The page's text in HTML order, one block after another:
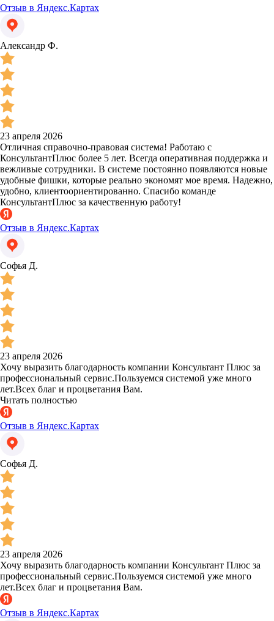
Отзыв в Яндекс.Картах
Александр Ф.
23 апреля 2026
Отличная справочно-правовая система! Работаю с
КонсультантПлюс более 5 лет. Всегда оперативная поддержка и
вежливые сотрудники. В системе постоянно появляются новые
удобные фишки, которые реально экономят мое время. Надежно,
удобно, клиентоориентированно. Спасибо команде
КонсультантПлюс за качественную работу!
Отзыв в Яндекс.Картах
Софья Д.
23 апреля 2026
Хочу выразить благодарность компании Консультант Плюс за
профессиональный сервис.Пользуемся системой уже много
лет.Всех благ и процветания Вам.
Читать полностью
Отзыв в Яндекс.Картах
Софья Д.
23 апреля 2026
Хочу выразить благодарность компании Консультант Плюс за
профессиональный сервис.Пользуемся системой уже много
лет.Всех благ и процветания Вам.
Отзыв в Яндекс.Картах